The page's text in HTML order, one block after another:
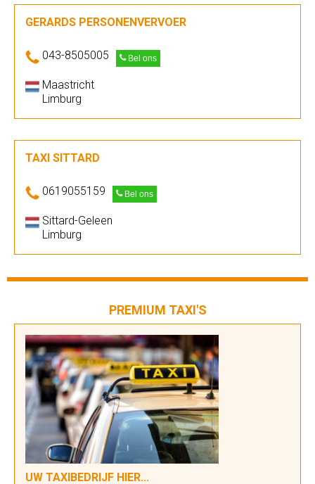
GERARDS PERSONENVERVOER
043-8505005 Bel ons
Maastricht
Limburg
TAXI SITTARD
0619055159 Bel ons
Sittard-Geleen
Limburg
PREMIUM TAXI'S
UW TAXIBEDRIJF HIER...